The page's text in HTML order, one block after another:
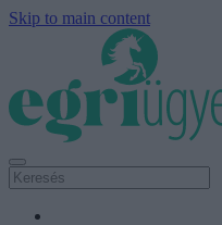
Skip to main content